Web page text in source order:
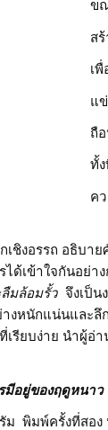
เลอะ
พวา
ลดใน
นโป
ชว์ไ
คา
ลัดต
รรถ อธิบายศั
ด้เข้าใจกันอย่า
ลืมล้อมรั้วจึงเป็น
งหนักแน่นและลึ
รียบง่าย นำผู้อ่า
มีอยู่ของฤดูหนาว
ม พิมพ์ครั้งที่สอง